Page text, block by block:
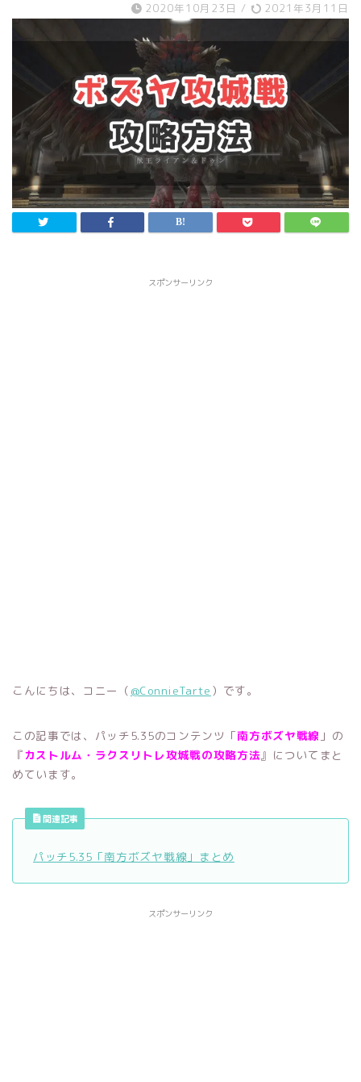
2020年10月23日 / 2021年3月11日
スポンサーリンク
こんにちは、コニー（ @ConnieTarte ）です。
この記事では、パッチ5.35のコンテンツ「南方ボズヤ戦線 」の
『カストルム・ラクスリトレ攻城戦の攻略方法』についてまと
めています。
関連記事
パッチ5.35「南方ボズヤ戦線」まとめ
スポンサーリンク